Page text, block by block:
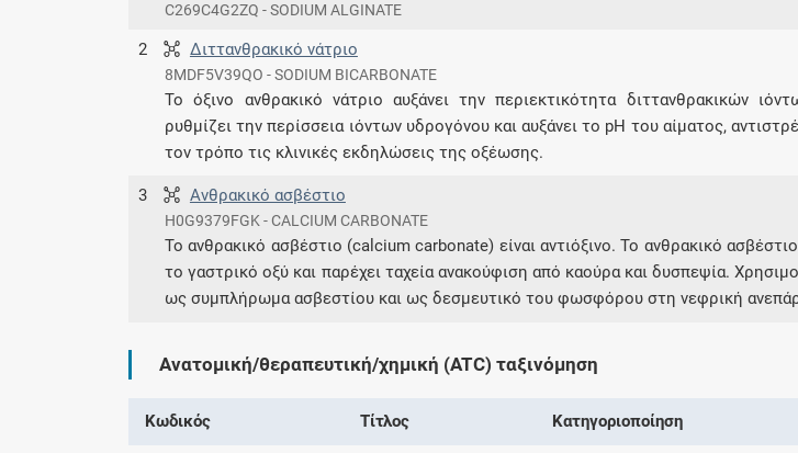
Μάθετε περισσότερα για τα οφέλη και
επιπλέον παροχές των
Ενδείξεις και αγωγές
C269C4G2ZQ - SODIUM ALGINATE
2 Διττανθρακικό νάτριο
8MDF5V39QO - SODIUM BICARBONATE
Το όξινο ανθρακικό νάτριο αυξάνει την περιεκτικότητα διττανθρακικών
ρυθμίζει την περίσσεια ιόντων υδρογόνου και αυξάνει το pH του αίματος,
τον τρόπο τις κλινικές εκδηλώσεις της οξέωσης.
3 Ανθρακικό ασβέστιο
H0G9379FGK - CALCIUM CARBONATE
To ανθρακικό ασβέστιο (calcium carbonate) είναι αντιόξινο. Το ανθρακικό
το γαστρικό οξύ και παρέχει ταχεία ανακούφιση από καούρα και δυσπεψία.
ως συμπλήρωμα ασβεστίου και ως δεσμευτικό του φωσφόρου στη νεφρική
Ανατομική/θεραπευτική/χημική (ATC) ταξινόμηση
Κωδικός Τίτλος Κατηγοριοποίηση